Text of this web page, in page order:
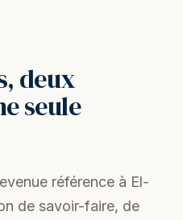
deux
seule
référence à El-
de savoir-faire, de